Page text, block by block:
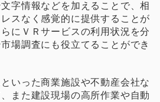
字情報などを加えることで、相
スなく感覚的に提供することが
にＶＲサービスの利用状況を分
場調査にも役立てることができ
いった商業施設や不動産会社な
また建設現場の高所作業や自動